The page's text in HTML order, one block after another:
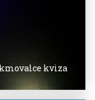
kviza